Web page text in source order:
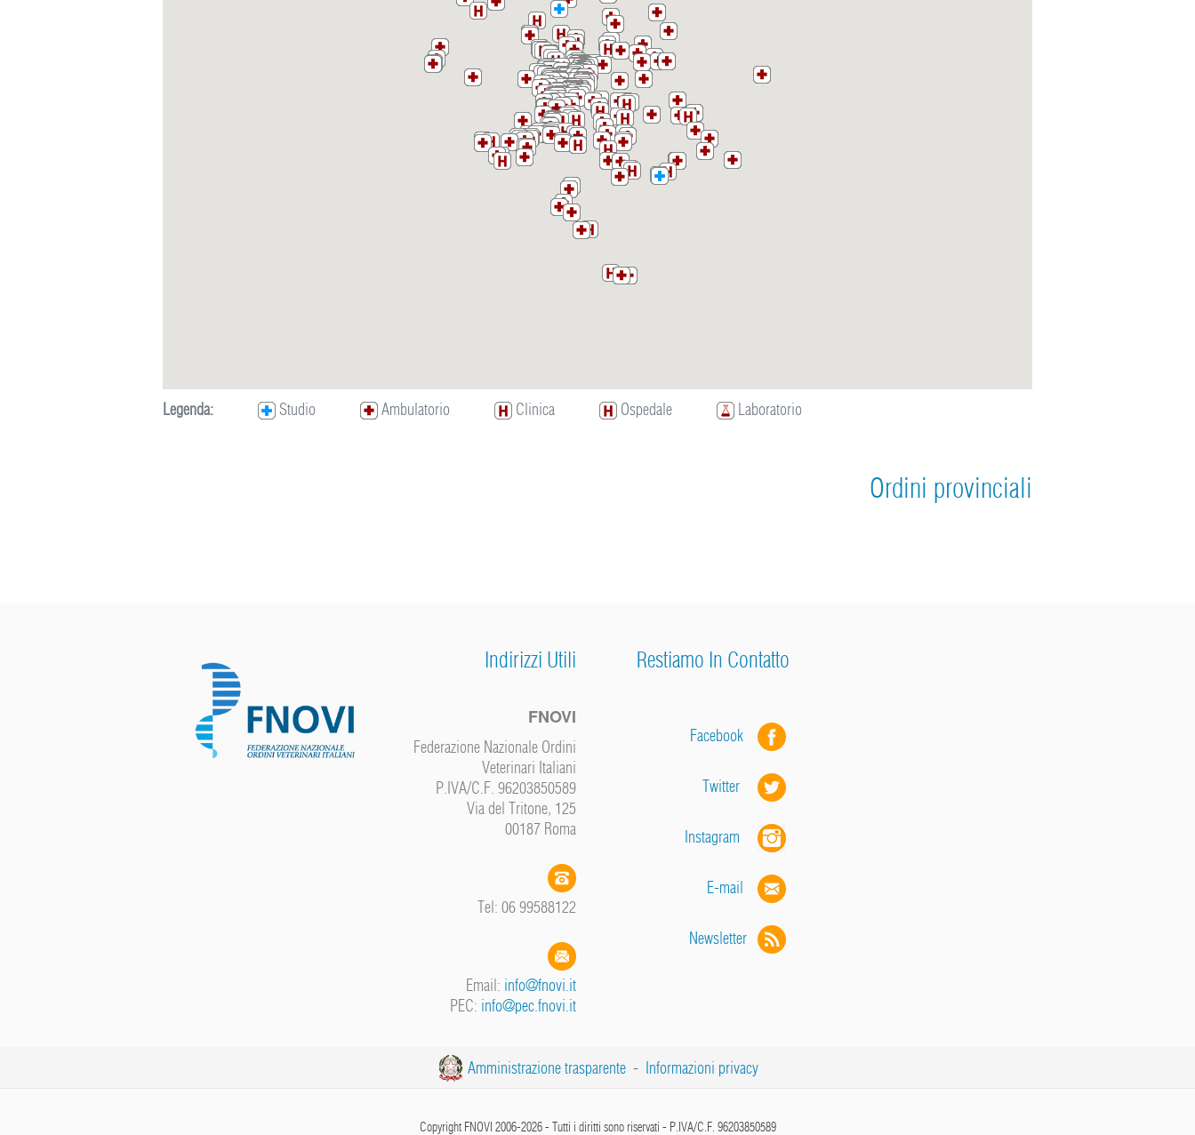
Legenda: Studio Ambulatorio Clinica Ospedale Laboratorio
Ordini provinciali
Indirizzi Utili
FNOVI
Federazione Nazionale Ordini
Veterinari Italiani
P.IVA/C.F. 96203850589
Via del Tritone, 125
00187 Roma
Tel: 06 99588122
Email: info@fnovi.it
PEC: info@pec.fnovi.it
Restiamo In Contatto
Facebook
Twitter
Instagram
E-mail
Newsletter
Amministrazione trasparente- Informazioni privacy
Copyright FNOVI 2006-2026 - Tutti i diritti sono riservati - P.IVA/C.F. 96203850589